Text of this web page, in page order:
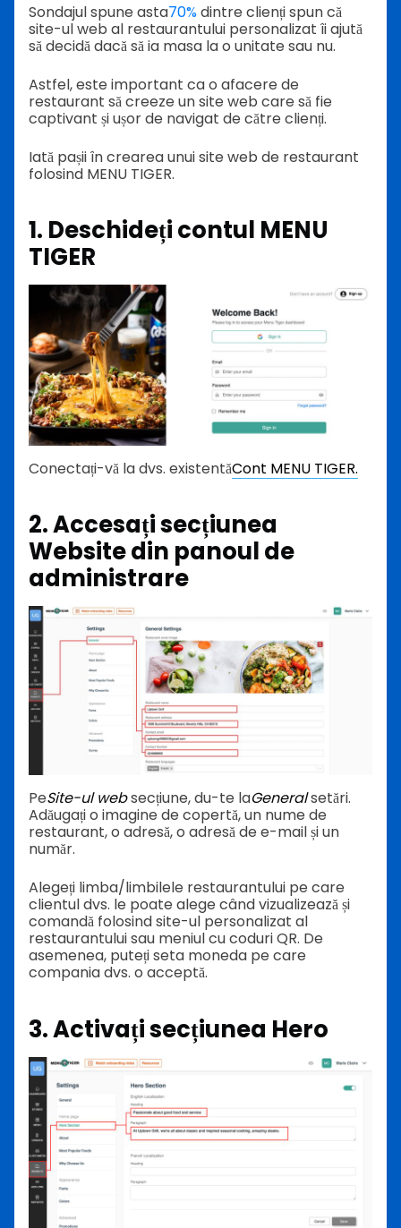
Sondajul spune asta70%dintre clienți spun că
site-ul web al restaurantului personalizat îi ajută
să decidă dacă să ia masa la o unitate sau nu.
Astfel, este important ca o afacere de
restaurant să creeze un site web care să fie
captivant și ușor de navigat de către clienți.
Iată pașii în crearea unui site web de restaurant
folosind MENU TIGER.
1. Deschideți contul MENU
TIGER
Conectați-vă la dvs. existentăCont MENU TIGER.
2. Accesați secțiunea
Website din panoul de
administrare
PeSite-ul websecțiune, du-te laGeneralsetări.
Adăugați o imagine de copertă, un nume de
restaurant, o adresă, o adresă de e-mail și un
număr.
Alegeți limba/limbilele restaurantului pe care
clientul dvs. le poate alege când vizualizează și
comandă folosind site-ul personalizat al
restaurantului sau meniul cu coduri QR. De
asemenea, puteți seta moneda pe care
compania dvs. o acceptă.
3. Activați secțiunea Hero